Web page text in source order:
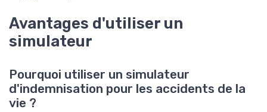
Avantages d'utiliser un
simulateur
Pourquoi utiliser un simulateur
d'indemnisation pour les accidents de la
vie ?